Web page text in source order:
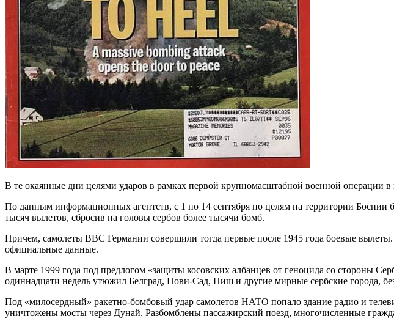
В те окаянные дни целями ударов в рамках первой крупномасштабной военной
По данным информационных агентств, с 1 по 14 сентября по целям на территории
тысяч вылетов, сбросив на головы сербов более тысячи бомб.
Причем, самолеты ВВС Германии совершили тогда первые после 1945 года боевые
официальные данные.
В марте 1999 года под предлогом «защиты косовских албанцев от геноцида со стороны
одиннадцати недель утюжил Белград, Нови-Сад, Ниш и другие мирные сербские города,
Под «милосердный» ракетно-бомбовый удар самолетов НАТО попало здание радио и
уничтожены мосты через Дунай. Разбомблены пассажирский поезд, многочисленные